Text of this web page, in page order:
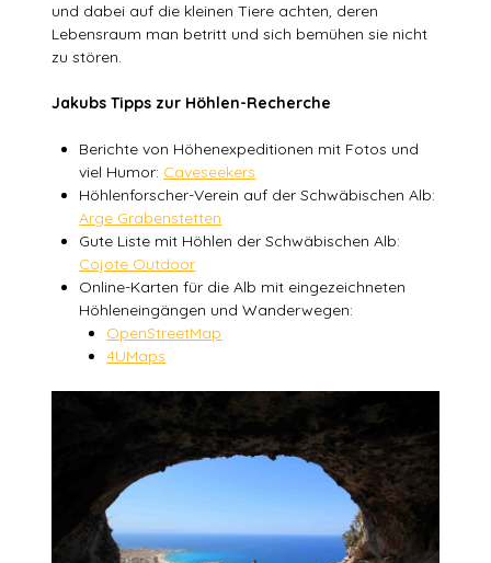
und dabei auf die kleinen Tiere achten, deren
Lebensraum man betritt und sich bemühen sie nicht
zu stören.
Jakubs Tipps zur Höhlen-Recherche
Berichte von Höhenexpeditionen mit Fotos und
viel Humor: Caveseekers
Höhlenforscher-Verein auf der Schwäbischen Alb:
Arge Grabenstetten
Gute Liste mit Höhlen der Schwäbischen Alb:
Cojote Outdoor
Online-Karten für die Alb mit eingezeichneten
Höhleneingängen und Wanderwegen:
OpenStreetMap
4UMaps